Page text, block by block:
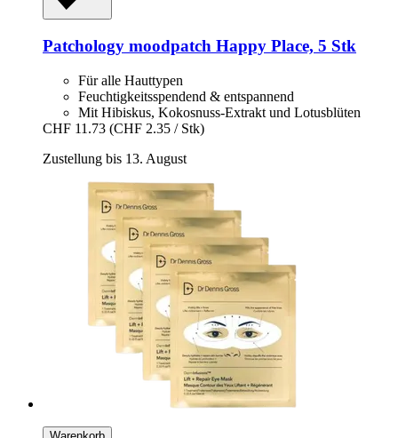
Patchology moodpatch Happy Place, 5 Stk
Für alle Hauttypen
Feuchtigkeitsspendend & entspannend
Mit Hibiskus, Kokosnuss-Extrakt und Lotusblüten
CHF 11.73 (CHF 2.35 / Stk)
Zustellung bis 13. August